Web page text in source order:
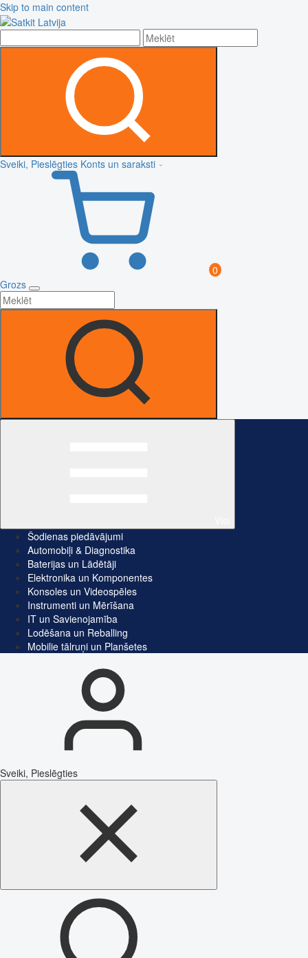
Skip to main content
Sveiki, Pieslēgties Konts un saraksti
0
Grozs
Šodienas piedāvājumi
Automobiļi & Diagnostika
Baterijas un Lādētāji
Elektronika un Komponentes
Konsoles un Videospēles
Instrumenti un Mērīšana
IT un Savienojamība
Lodēšana un Reballing
Mobilie tālruņi un Planšetes
Sveiki, Pieslēgties